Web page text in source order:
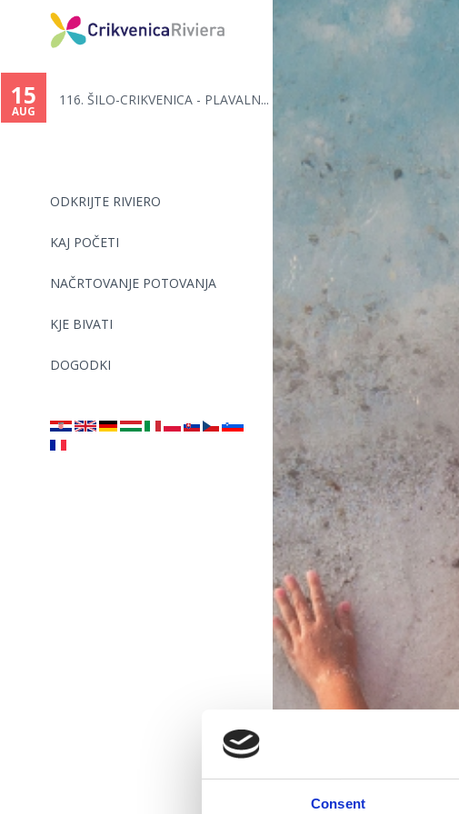
Consent
ODKRIJTE RIVIERO
KAJ POČETI
NAČRTOVANJE POTOVANJA
KJE BIVATI
DOGODKI
15
AUG
116. ŠILO-CRIKVENICA - PLAVALN...
are
here